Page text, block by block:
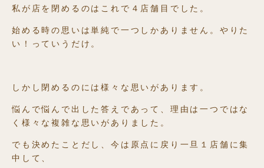
私が店を閉めるのはこれで４店舗目でした。
始める時の思いは単純で一つしかありません。やりた
い！っていうだけ。
しかし閉めるのには様々な思いがあります。
悩んで悩んで出した答えであって、理由は一つではな
く様々な複雑な思いがありました。
でも決めたことだし、今は原点に戻り一旦１店舗に集
中して、